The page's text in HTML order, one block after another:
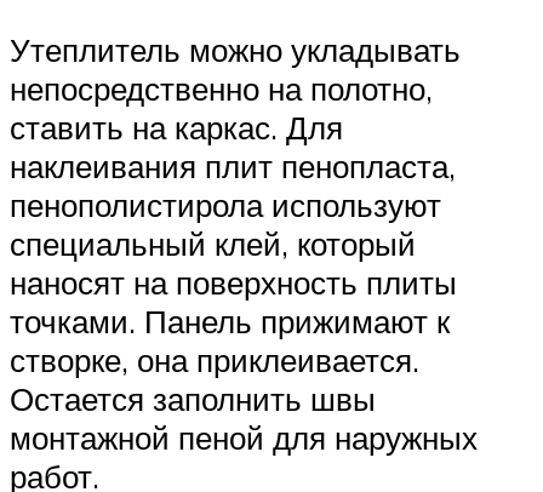
Утеплитель можно укладывать
непосредственно на полотно,
ставить на каркас. Для
наклеивания плит пенопласта,
пенополистирола используют
специальный клей, который
наносят на поверхность плиты
точками. Панель прижимают к
створке, она приклеивается.
Остается заполнить швы
монтажной пеной для наружных
работ.